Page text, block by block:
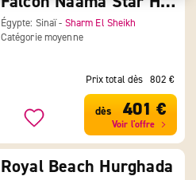
Égypte: Sinaï - Sharm El Sheikh
Catégorie moyenne
Prix total dès 802 €
dès 401 €
Voir l'offre
Royal Beach Hurghada